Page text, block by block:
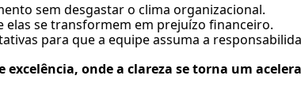
sem desgastar o clima organizacional.
elas se transformem em prejuízo financeiro.
para que a equipe assuma a
onde a clareza se torna um